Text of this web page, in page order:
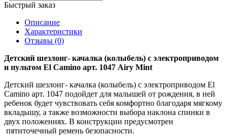
Быстрый заказ
Описание
Характеристики
Отзывы (0)
Детский шезлонг- качалка (колыбель) с электроприводом
и пультом El Camino арт. 1047 Airy Mint
Детский шезлонг- качалка (колыбель) с электроприводом El
Camino арт. 1047 подойдет для малышей от рождения, в ней
ребенок будет чувствовать себя комфортно благодаря мягкому
вкладышу, а также возможности выбора наклона спинки в
двух положениях. В конструкции предусмотрен
пятиточечный ремень безопасности.